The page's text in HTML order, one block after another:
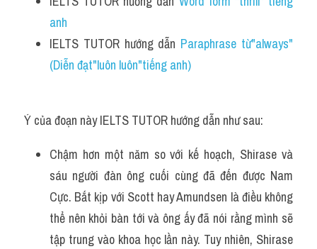
anh
IELTS TUTOR hướng dẫn Paraphrase từ"always"
(Diễn đạt"luôn luôn"tiếng anh)
Ý của đoạn này IELTS TUTOR hướng dẫn như sau:
Chậm hơn một năm so với kế hoạch, Shirase và
sáu người đàn ông cuối cùng đã đến được Nam
Cực. Bắt kịp với Scott hay Amundsen là điều không
thể nên khỏi bàn tới và ông ấy đã nói rằng mình sẽ
tập trung vào khoa học lần này. Tuy nhiên, Shirase